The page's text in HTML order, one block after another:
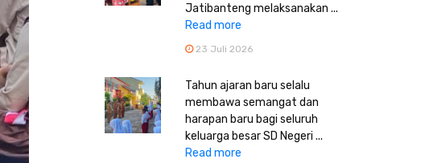
Jatibanteng melaksanakan ...
Read more
23 Juli 2026
Tahun ajaran baru selalu
membawa semangat dan
harapan baru bagi seluruh
keluarga besar SD Negeri ...
Read more